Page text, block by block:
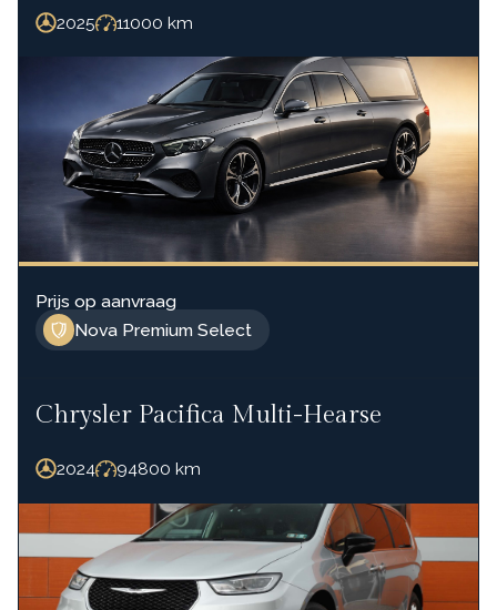
2025 11000 km
Nova Premium Select
Prijs op aanvraag
Chrysler Pacifica Multi-Hearse
2024 94800 km